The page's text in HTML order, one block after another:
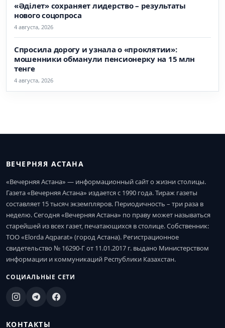
«Әділет» сохраняет лидерство – результаты
нового соцопроса
4 августа, 2026
Спросила дорогу и узнала о «проклятии»:
мошенники обманули пенсионерку на 15 млн
тенге
4 августа, 2026
ВЕЧЕРНЯЯ АСТАНА
«Вечерняя Астана» — информационный сайт о жизни столицы.
Газета «Вечерняя Астана» издается с 1990 года. Тираж газеты
составляет 15 тысяч экземпляров. Периодичность – три раза в
неделю. Сегодня «Вечерняя Астана» по праву может называться
старейшей из всех газет, печатающихся в столице. Собственник:
ТОО «Elorda Aqparat» (город Астана). Регистрационное
свидетельство № 16290-Г от 11.01.2017 г. выдано Министерством
информации и коммуникаций Республики Казахстан.
СОЦИАЛЬНЫЕ СЕТИ
КОНТАКТЫ